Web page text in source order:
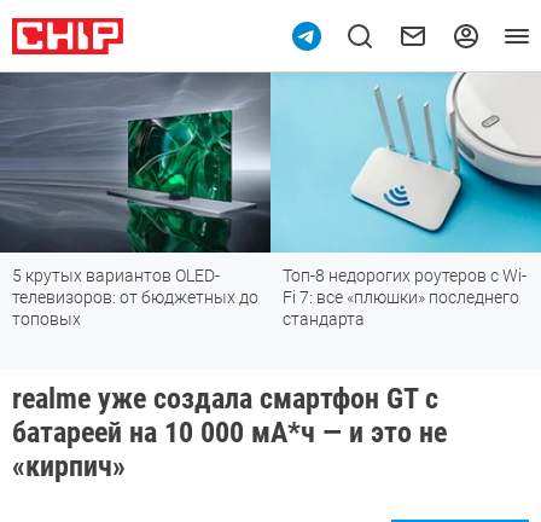
5 крутых вариантов OLED-
телевизоров: от бюджетных до
топовых
Топ-8 недорогих роутеров с Wi-
Fi 7: все «плюшки» последнего
стандарта
realme уже создала смартфон GT с
батареей на 10 000 мА*ч — и это не
«кирпич»